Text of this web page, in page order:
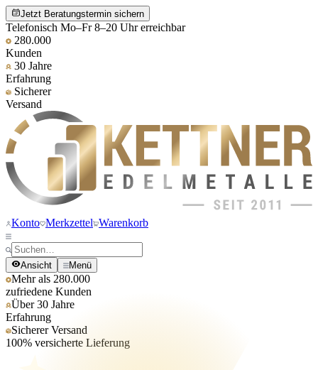
Jetzt Beratungstermin sichern
Telefonisch Mo–Fr 8–20 Uhr erreichbar
280.000
Kunden
30 Jahre
Erfahrung
Sicherer
Versand
Konto Merkzettel Warenkorb
Ansicht Menü
Mehr als 280.000
zufriedene Kunden
Über 30 Jahre
Erfahrung
Sicherer Versand
100% versicherte Lieferung